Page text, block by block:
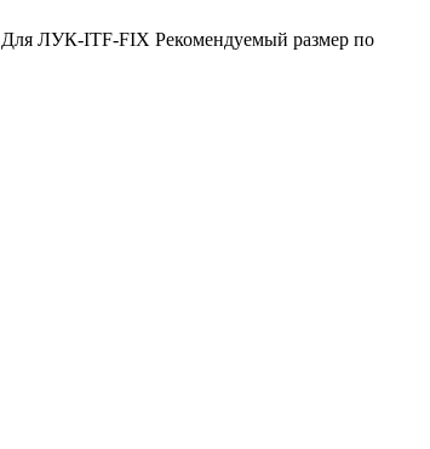
ЛУК-ITF-FIX Рекомендуемый размер по